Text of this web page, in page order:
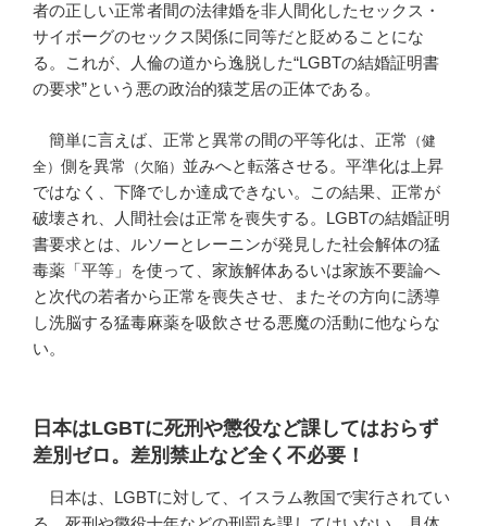
者の正しい正常者間の法律婚を非人間化したセックス・
サイボーグのセックス関係に同等だと貶めることにな
る。これが、人倫の道から逸脱した“LGBTの結婚証明書
の要求”という悪の政治的猿芝居の正体である。
簡単に言えば、正常と異常の間の平等化は、正常
（健
全） 側を異常 （欠陥） 並みへと転落させる。平準化は上昇
ではなく、下降でしか達成できない。この結果、正常が
破壊され、人間社会は正常を喪失する。LGBTの結婚証明
書要求とは、ルソーとレーニンが発見した社会解体の猛
毒薬「平等」を使って、家族解体あるいは家族不要論へ
と次代の若者から正常を喪失させ、またその方向に誘導
し洗脳する猛毒麻薬を吸飲させる悪魔の活動に他ならな
い。
日本はLGBTに死刑や懲役など課してはおらず
差別ゼロ。差別禁止など全く不必要！
日本は、LGBTに対して、イスラム教国で実行されてい